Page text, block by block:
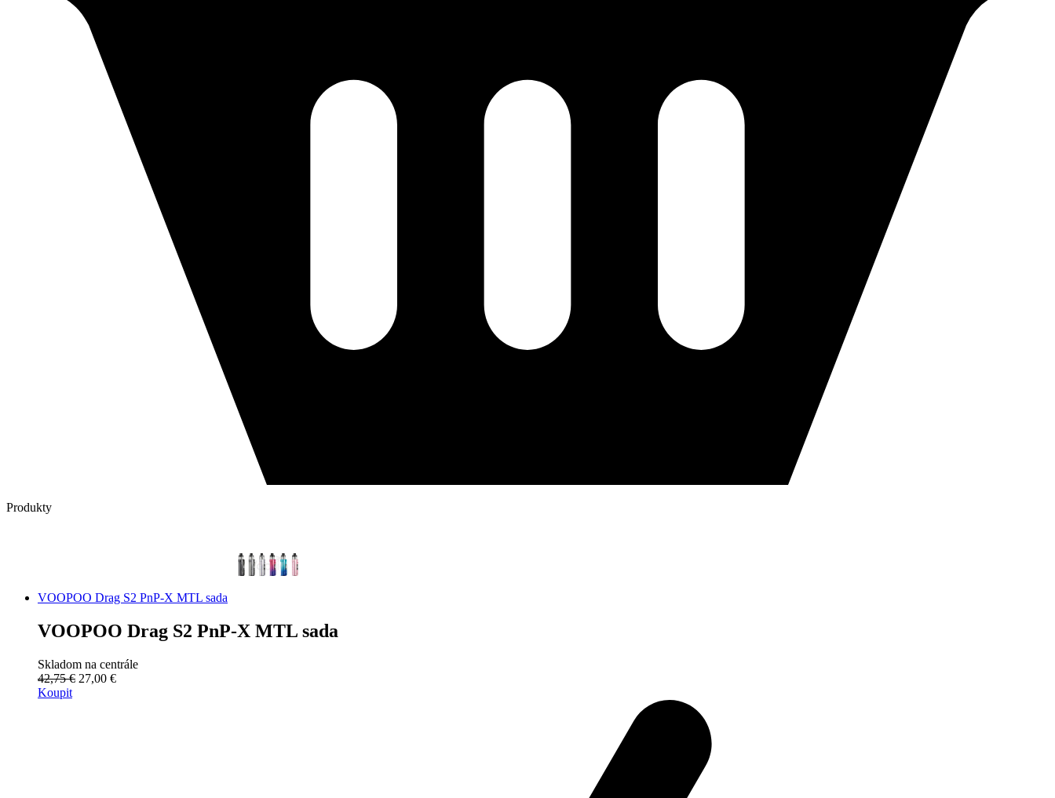
Produkty
VOOPOO Drag S2 PnP-X MTL sada
VOOPOO Drag S2 PnP-X MTL sada
Skladom na centrále
42,75 € 27,00 €
Koupit